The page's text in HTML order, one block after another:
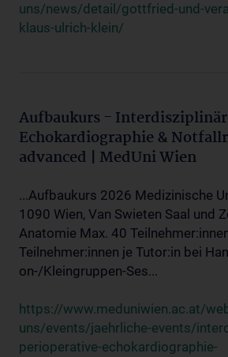
uns/news/detail/gottfried-und-
klaus-ulrich-klein/
Aufbaukurs -
Echokardiographie &
advanced | MedUni Wien
...Aufbaukurs 2026 Medizinische
1090 Wien, Van Swieten Saal und
Anatomie Max. 40
Teilnehmer:innen je Tutor:in bei
on-/Kleingruppen-Ses...
https://www.meduniwien.ac.at/
uns/events/jaehrliche-events/
perioperative-echokardiographie-